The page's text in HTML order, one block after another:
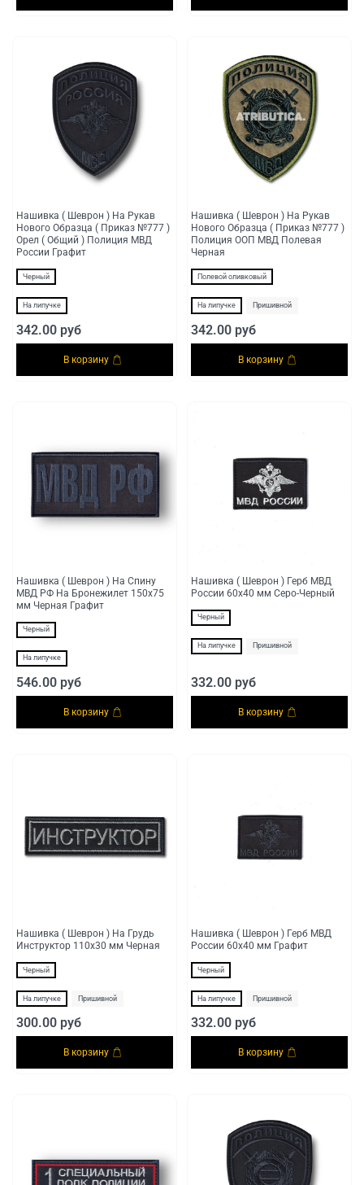
Нашивка ( Шеврон ) На Рукав
Нового Образца ( Приказ №777 )
Орел ( Общий ) Полиция МВД
России Графит
Черный
На липучке
342.00 руб
В корзину
Нашивка ( Шеврон ) На Рукав
Нового Образца ( Приказ №777 )
Полиция ООП МВД Полевая
Черная
Полевой оливковый
На липучке Пришивной
342.00 руб
В корзину
Нашивка ( Шеврон ) На Спину
МВД РФ На Бронежилет 150х75
мм Черная Графит
Черный
На липучке
546.00 руб
В корзину
Нашивка ( Шеврон ) Герб МВД
России 60х40 мм Серо-Черный
Черный
На липучке Пришивной
332.00 руб
В корзину
Нашивка ( Шеврон ) На Грудь
Инструктор 110х30 мм Черная
Черный
На липучке Пришивной
300.00 руб
В корзину
Нашивка ( Шеврон ) Герб МВД
России 60х40 мм Графит
Черный
На липучке Пришивной
332.00 руб
В корзину